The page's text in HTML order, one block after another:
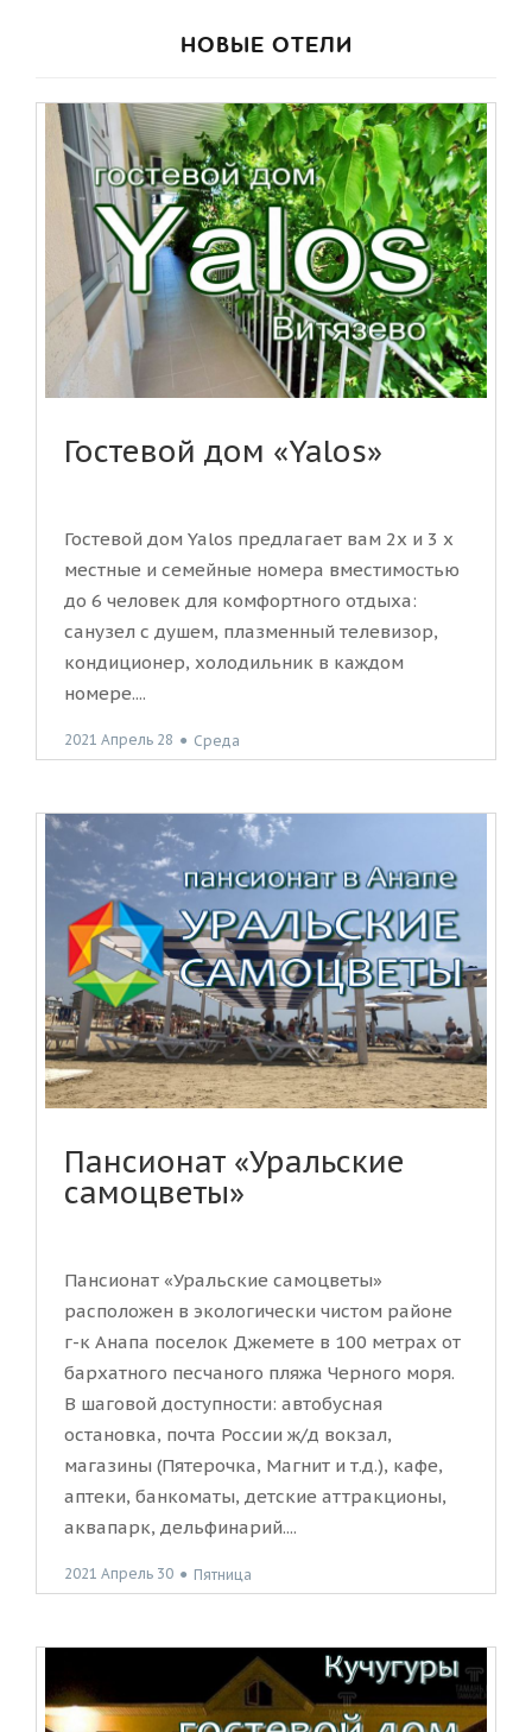
НОВЫЕ ОТЕЛИ
Гостевой дом «Yalos»
Гостевой дом Yalos предлагает вам 2х и 3 х
местные и семейные номера вместимостью
до 6 человек для комфортного отдыха:
санузел с душем, плазменный телевизор,
кондиционер, холодильник в каждом
номере....
2021 Апрель 28 ● Среда
Пансионат «Уральские
самоцветы»
Пансионат «Уральские самоцветы»
расположен в экологически чистом районе
г-к Анапа поселок Джемете в 100 метрах от
бархатного песчаного пляжа Черного моря.
В шаговой доступности: автобусная
остановка, почта России ж/д вокзал,
магазины (Пятерочка, Магнит и т.д.), кафе,
аптеки, банкоматы, детские аттракционы,
аквапарк, дельфинарий....
2021 Апрель 30 ● Пятница